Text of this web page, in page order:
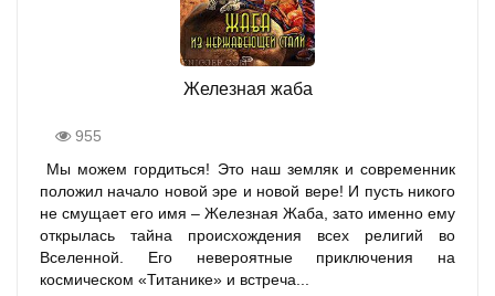
Железная жаба
955
Мы можем гордиться! Это наш земляк и современник
положил начало новой эре и новой вере! И пусть никого
не смущает его имя – Железная Жаба, зато именно ему
открылась тайна происхождения всех религий во
Вселенной. Его невероятные приключения на
космическом «Титанике» и встреча...